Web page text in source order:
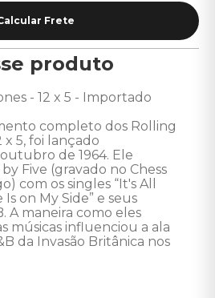
produto
- 12 x 5 - Importado
completo dos Rolling
x 5, foi lançado
de 1964. Ele
Five (gravado no Chess
com os singles “It's All
Is on My Side” e seus
A maneira como eles
músicas influenciou a ala
da Invasão Britânica nos